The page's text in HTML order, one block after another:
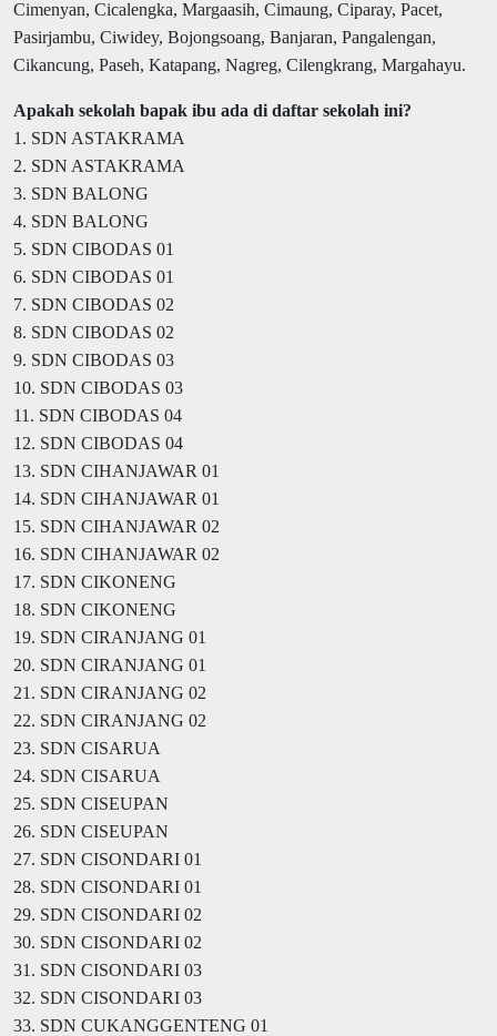
Cimenyan, Cicalengka, Margaasih, Cimaung, Ciparay, Pacet,
Pasirjambu, Ciwidey, Bojongsoang, Banjaran, Pangalengan,
Cikancung, Paseh, Katapang, Nagreg, Cilengkrang, Margahayu.
Apakah sekolah bapak ibu ada di daftar sekolah ini?
1. SDN ASTAKRAMA
2. SDN ASTAKRAMA
3. SDN BALONG
4. SDN BALONG
5. SDN CIBODAS 01
6. SDN CIBODAS 01
7. SDN CIBODAS 02
8. SDN CIBODAS 02
9. SDN CIBODAS 03
10. SDN CIBODAS 03
11. SDN CIBODAS 04
12. SDN CIBODAS 04
13. SDN CIHANJAWAR 01
14. SDN CIHANJAWAR 01
15. SDN CIHANJAWAR 02
16. SDN CIHANJAWAR 02
17. SDN CIKONENG
18. SDN CIKONENG
19. SDN CIRANJANG 01
20. SDN CIRANJANG 01
21. SDN CIRANJANG 02
22. SDN CIRANJANG 02
23. SDN CISARUA
24. SDN CISARUA
25. SDN CISEUPAN
26. SDN CISEUPAN
27. SDN CISONDARI 01
28. SDN CISONDARI 01
29. SDN CISONDARI 02
30. SDN CISONDARI 02
31. SDN CISONDARI 03
32. SDN CISONDARI 03
33. SDN CUKANGGENTENG 01